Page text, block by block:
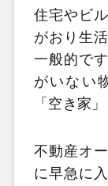
住宅やビ
がおり生
一般的で
がいない
「空き家
不動産オ
に早急に